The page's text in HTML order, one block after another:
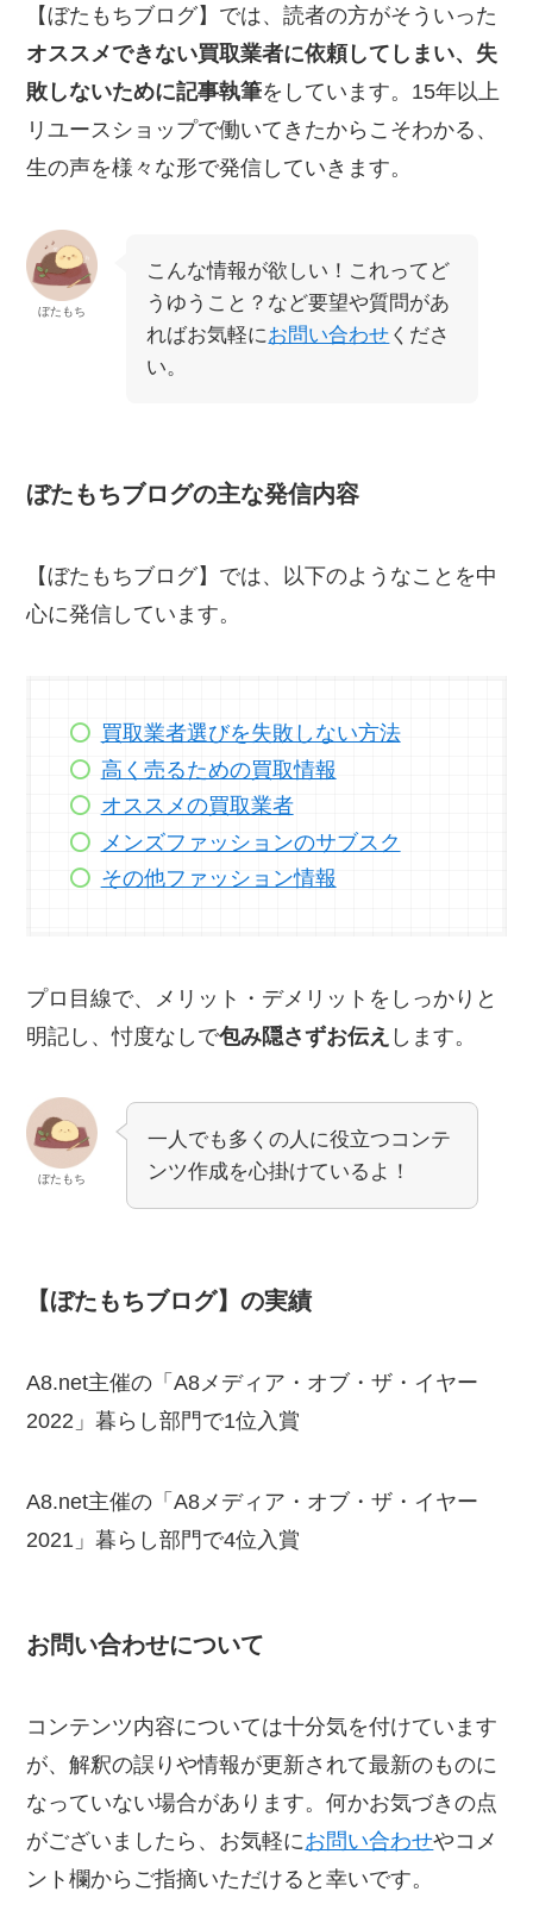
【ぼたもちブログ】では、読者の方がそういった
オススメできない買取業者に依頼してしまい、失
敗しないために記事執筆をしています。15年以上
リユースショップで働いてきたからこそわかる、
生の声を様々な形で発信していきます。
ぼたもち
こんな情報が欲しい！これってど
うゆうこと？など要望や質問があ
ればお気軽にお問い合わせ くださ
い。
ぼたもちブログの主な発信内容
【ぼたもちブログ】では、以下のようなことを中
心に発信しています。
買取業者選びを失敗しない方法
高く売るための買取情報
オススメの買取業者
メンズファッションのサブスク
その他ファッション情報
プロ目線で、メリット・デメリットをしっかりと
明記し、忖度なしで包み隠さずお伝え します。
ぼたもち
一人でも多くの人に役立つコンテ
ンツ作成を心掛けているよ！
【ぼたもちブログ】の実績
A8.net主催の「A8メディア・オブ・ザ・イヤー
2022」暮らし部門で1位入賞
A8.net主催の「A8メディア・オブ・ザ・イヤー
2021」暮らし部門で4位入賞
お問い合わせについて
コンテンツ内容については十分気を付けています
が、解釈の誤りや情報が更新されて最新のものに
なっていない場合があります。何かお気づきの点
がございましたら、お気軽にお問い合わせやコメ
ント欄からご指摘いただけると幸いです。